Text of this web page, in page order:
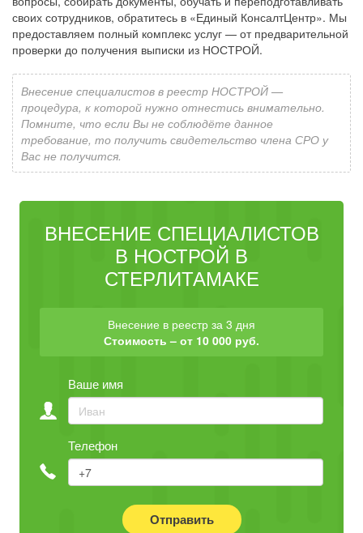
своих сотрудников, обратитесь в «Единый КонсалтЦентр». Мы
предоставляем полный комплекс услуг — от предварительной
проверки до получения выписки из НОСТРОЙ.
Внесение специалистов в реестр НОСТРОЙ —
процедура, к которой нужно отнестись внимательно.
Помните, что если Вы не соблюдёте данное
требование, то получить свидетельство члена СРО у
Вас не получится.
ВНЕСЕНИЕ СПЕЦИАЛИСТОВ
В НОСТРОЙ В
СТЕРЛИТАМАКЕ
Внесение в реестр за 3 дня
Стоимость – от 10 000 руб.
Ваше имя
Телефон
Отправить